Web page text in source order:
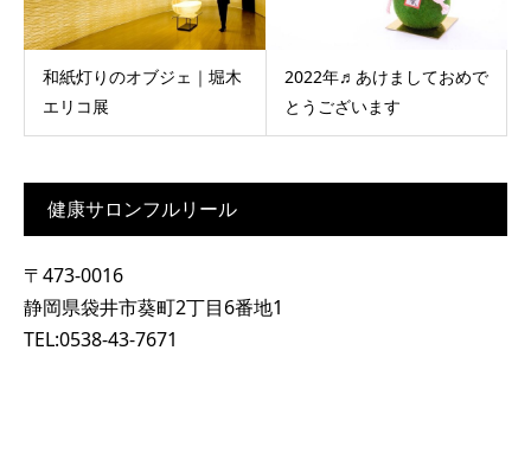
和紙灯りのオブジェ｜堀木
エリコ展
2022年♬あけましておめで
とうございます
健康サロンフルリール
〒473-0016
静岡県袋井市葵町2丁目6番地1
TEL:0538-43-7671